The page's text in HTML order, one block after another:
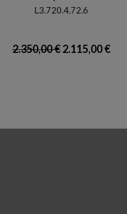
L3.720.4.72.6
2.350,00 €2.115,00 €